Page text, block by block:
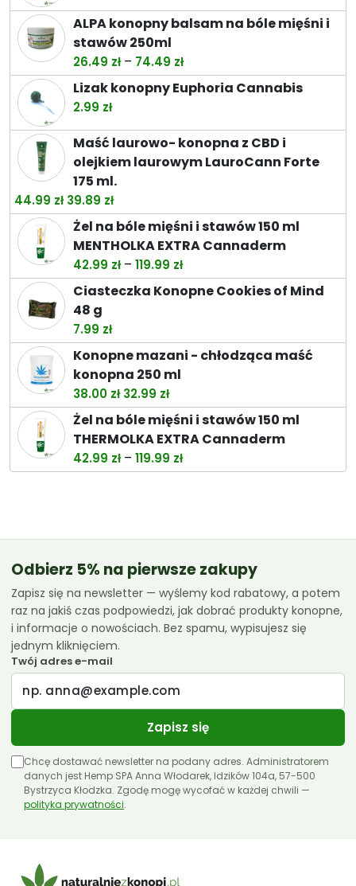
ALPA konopny balsam na bóle mięśni i
stawów 250ml
26.49 zł – 74.49 złZakres
cen:
od
do
74.49 zł
Lizak konopny Euphoria Cannabis
2.99 zł
Maść laurowo- konopna z CBD i
olejkiem laurowym LauroCann Forte
175 ml.
44.99 zł Pierwotna
cena
wynosiła:
44.99 zł.
39.89 złAktualna
cena
wynosi:
39.89 zł.
Żel na bóle mięśni i stawów 150 ml
MENTHOLKA EXTRA Cannaderm
42.99 zł – 119.99 złZakres
cen:
od
do
119.99 zł
Ciasteczka Konopne Cookies of Mind
48 g
7.99 zł
Konopne mazani - chłodząca maść
konopna 250 ml
38.00 zł Pierwotna
cena
wynosiła:
38.00 zł.
32.99 złAktualna
cena
wynosi:
32.99 zł.
Żel na bóle mięśni i stawów 150 ml
THERMOLKA EXTRA Cannaderm
42.99 zł – 119.99 złZakres
cen:
Odbierz 5% na pierwsze zakupy
Zapisz się na newsletter — wyślemy kod rabatowy, a potem
raz na jakiś czas podpowiedzi, jak dobrać produkty konopne,
i informacje o nowościach. Bez spamu, wypisujesz się
jednym kliknięciem.
Twój adres e-mail
Zapisz się
Chcę dostawać newsletter na podany adres. Administratorem
danych jest Hemp SPA Anna Włodarek, Idzików 104a, 57-500
Bystrzyca Kłodzka. Zgodę mogę wycofać w każdej chwili —
polityka prywatności.